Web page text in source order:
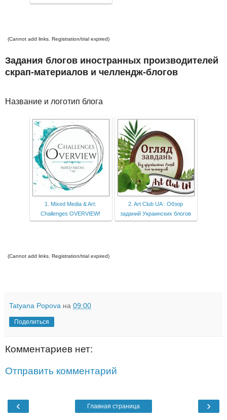
(Cannot add links. Registration/trial expired)
Задания блогов иностранных производителей
скрап-материалов и челлендж-блогов
Название и логотип блога
1. Mixed Media & Art:
Challenges OVERVIEW!
2. Art Club UA : Обзор
заданий Украинских блогов
(Cannot add links. Registration/trial expired)
Tatyana Popova на 09:00
Поделиться
Комментариев нет:
Отправить комментарий
‹ ›
Главная страница